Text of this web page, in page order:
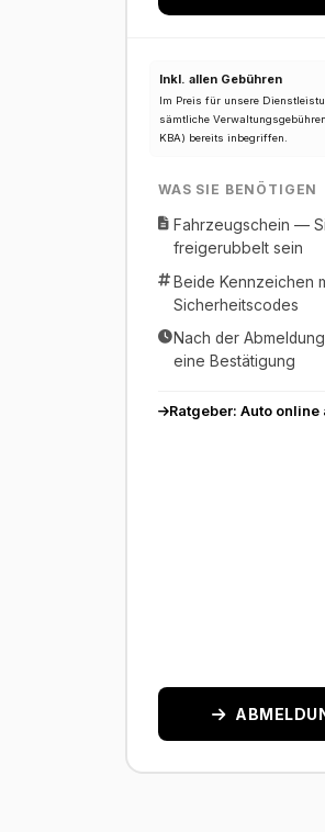
Inkl. allen Gebühren
Im Preis für unsere
sämtliche
KBA) bereits inbegriffen.
WAS SIE BENÖTIGEN
Fahrzeugschein —
freigerubbelt sein
Beide Kennzeichen
Sicherheitscodes
Nach der
eine Bestätigung
Ratgeber: Auto